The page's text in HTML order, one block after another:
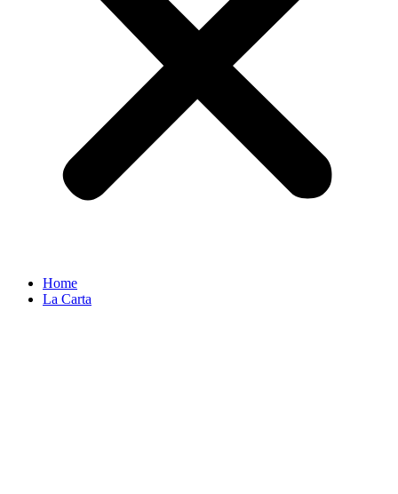
Home
La Carta